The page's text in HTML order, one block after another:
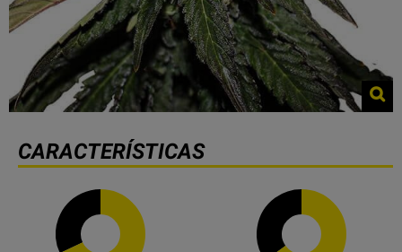
CARACTERÍSTICAS